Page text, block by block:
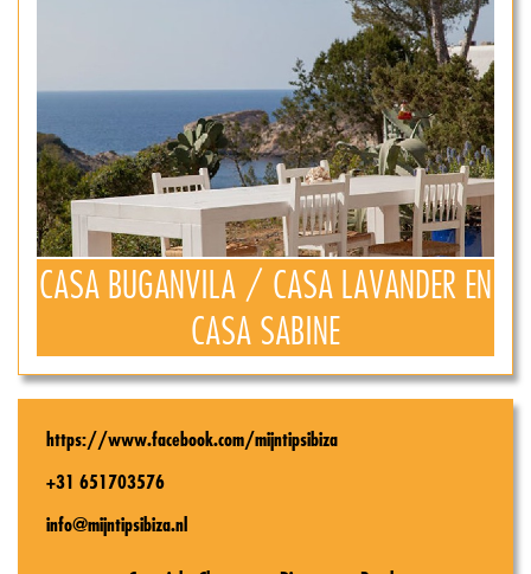
CASA BUGANVILA / CASA LAVANDER EN
CASA SABINE
https://www.facebook.com/mijntipsibiza
+31 651703576
info@mijntipsibiza.nl